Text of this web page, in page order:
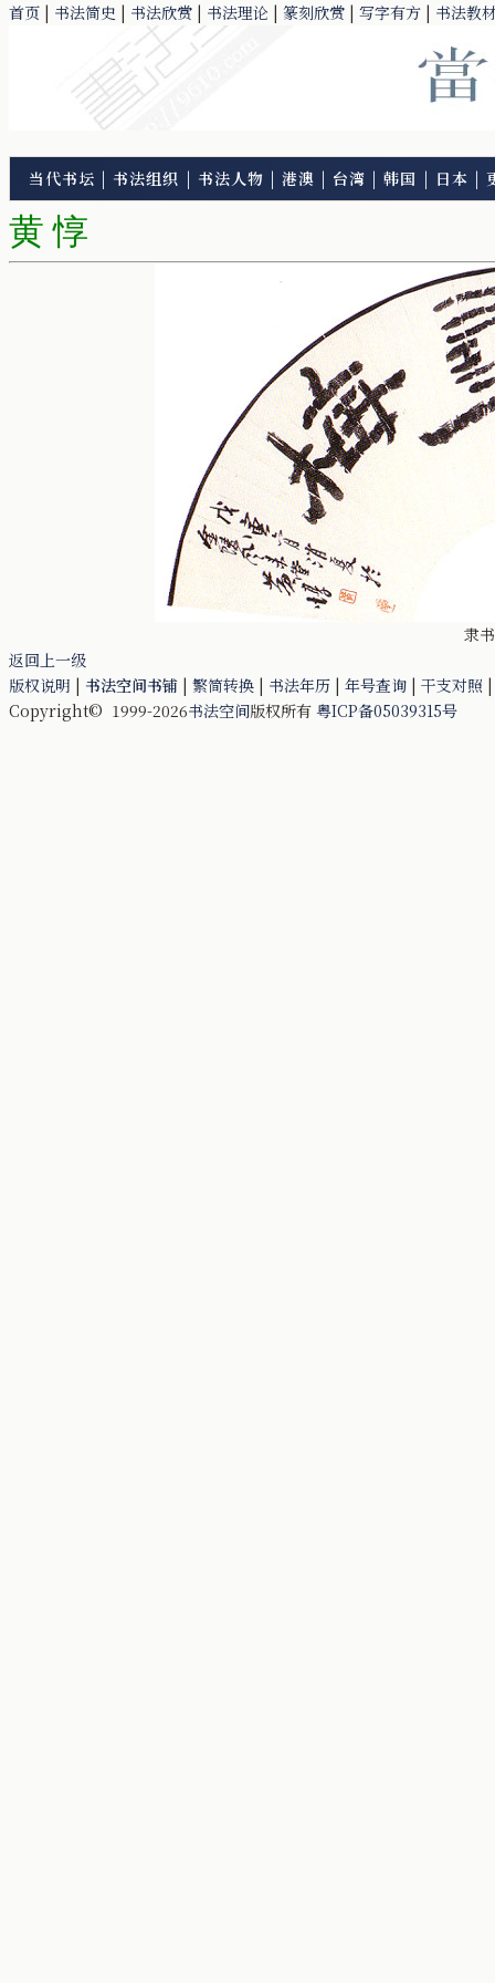
首页 | 书法简史 | 书法欣赏 | 书法理论 | 篆刻欣赏 | 写字有方 | 书法教
当代书坛 | 书法组织 | 书法人物 | 港澳 | 台湾 |韩国 | 日本 |
黄 惇
隶
返回上一级
版权说明 | 书法空间书铺 | 繁简转换 | 书法年历 | 年号查询 | 干支对照
Copyright© 1999-2026书法空间版权所有 粤ICP备05039315号